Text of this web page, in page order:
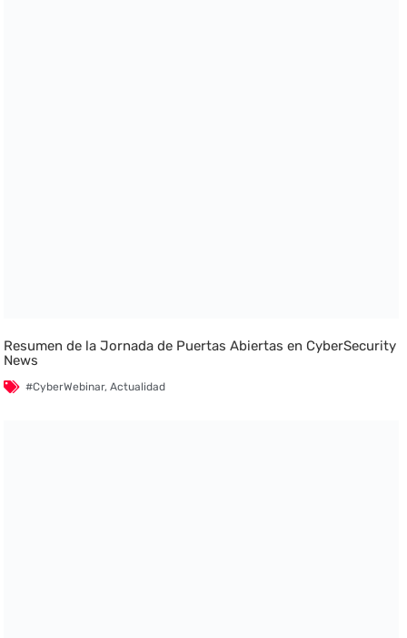
Resumen de la Jornada de Puertas Abiertas en CyberSecurity
News
#CyberWebinar,Actualidad